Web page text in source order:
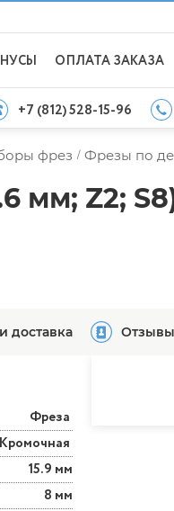
ОПЛАТА ЗАКАЗА
+7 (812) 528-15-96
фрез / Фрезы по
мм; Z2;
доставка Отзывы
Фреза
Кромочная
15.9 мм
8 мм